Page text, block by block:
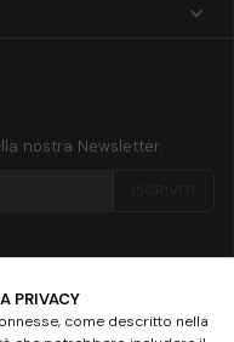

nostra Newsletter.
PRIVACY
come descritto nella